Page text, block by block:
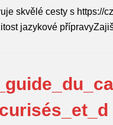
skvělé cesty s https://
jazykové